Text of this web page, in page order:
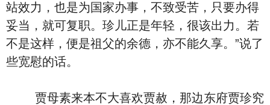
站效力，也是为国家办事，不致受苦，只要办得
妥当，就可复职。珍儿正是年轻，很该出力。若
不是这样，便是祖父的余德，亦不能久享。”说了
些宽慰的话。
贾母素来本不大喜欢贾赦，那边东府贾珍究